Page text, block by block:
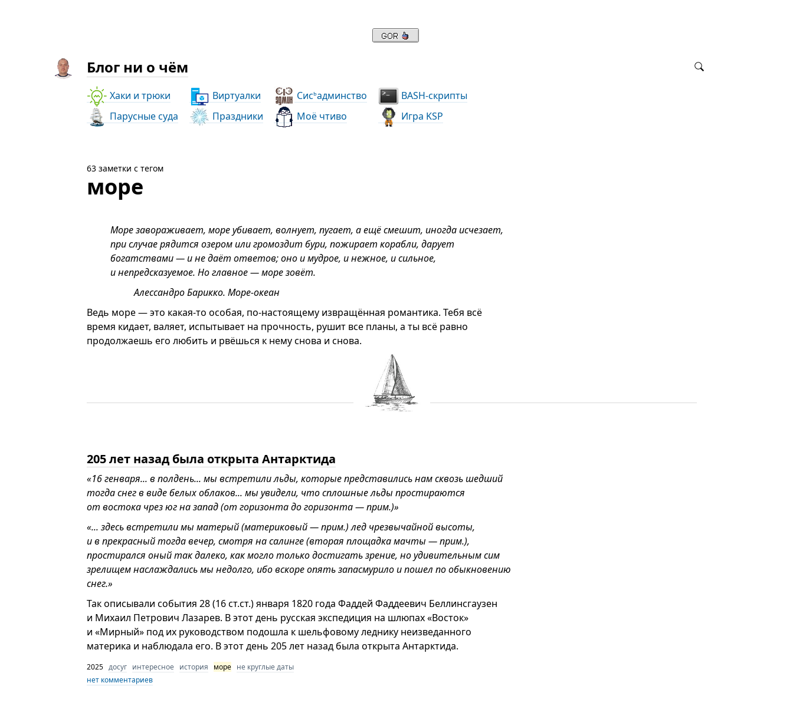
Блог ни о чём
Хаки и трюки Виртуалки Сисьадминство
BASH-скрипты
Парусные суда
Праздники Моё чтиво Игра KSP
63 заметки с тегом
море
Море завораживает, море убивает, волнует, пугает, а ещё смешит, иногда исчезает,
при случае рядится озером или громоздит бури, пожирает корабли, дарует
богатствами — и не даёт ответов; оно и мудрое, и нежное, и сильное,
и непредсказуемое. Но главное — море зовёт.
Алессандро Барикко. Море-океан
Ведь море — это какая-то особая, по-настоящему извращённая романтика. Тебя всё
время кидает, валяет, испытывает на прочность, рушит все планы, а ты всё равно
продолжаешь его любить и рвёшься к нему снова и снова.
205 лет назад была открыта Антарктида
«16 генваря... в полдень... мы встретили льды, которые представились нам сквозь шедший
тогда снег в виде белых облаков... мы увидели, что сплошные льды простираются
от востока чрез юг на запад (от горизонта до горизонта — прим.)»
«... здесь встретили мы матерый (материковый — прим.) лед чрезвычайной высоты,
и в прекрасный тогда вечер, смотря на салинге (вторая площадка мачты — прим.),
простирался оный так далеко, как могло только достигать зрение, но удивительным сим
зрелищем наслаждались мы недолго, ибо вскоре опять запасмурило и пошел по обыкновению
снег.»
Так описывали события 28 (16 ст.ст.) января 1820 года Фаддей Фаддеевич Беллинсгаузен
и Михаил Петрович Лазарев. В этот день русская экспедиция на шлюпах «Восток»
и «Мирный» под их руководством подошла к шельфовому леднику неизведанного
материка и наблюдала его. В этот день 205 лет назад была открыта Антарктида.
2025 досуг интересное история море не круглые даты
нет комментариев